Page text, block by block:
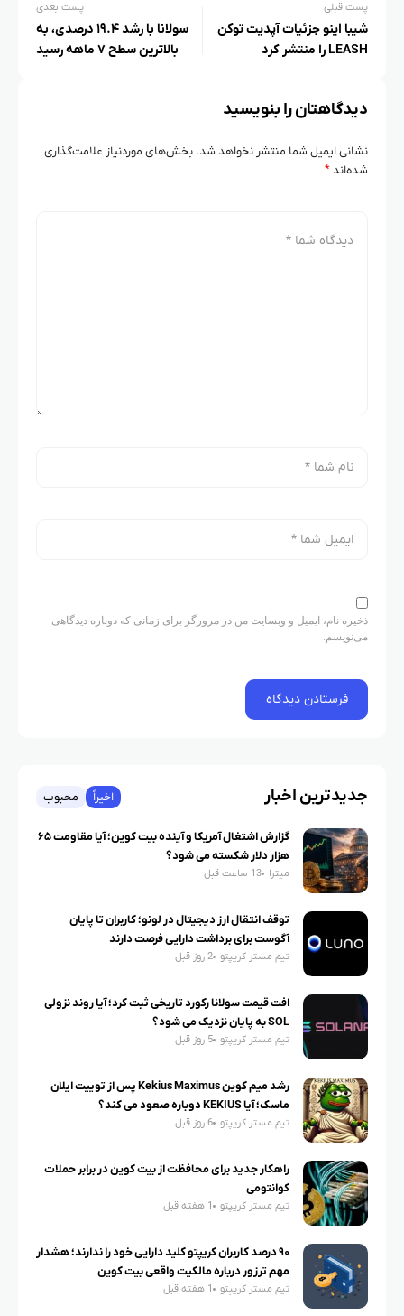
پست قبلی
شیبا اینو جزئیات آپدیت توکن
LEASH را منتشر کرد
پست بعدی
سولانا با رشد ۱۹.۴ درصدی، به
بالاترین سطح ۷ ماهه رسید
دیدگاهتان را بنویسید
نشانی ایمیل شما منتشر نخواهد شد. بخش‌های موردنیاز علامت‌گذاری
شده‌اند*
ذخیره نام، ایمیل و وبسایت من در مرورگر برای زمانی که دوباره دیدگاهی
می‌نویسم.
جدیدترین اخبار اخیراً محبوب
گزارش اشتغال آمریکا و آینده بیت کوین؛ آیا مقاومت ۶۵
هزار دلار شکسته می شود؟
میترا 13 ساعت قبل
توقف انتقال ارز دیجیتال در لونو؛ کاربران تا پایان
آگوست برای برداشت دارایی فرصت دارند
تیم مستر کریپتو 2 روز قبل
افت قیمت سولانا رکورد تاریخی ثبت کرد؛ آیا روند نزولی
SOL به پایان نزدیک می شود؟
تیم مستر کریپتو 5 روز قبل
رشد میم کوین Kekius Maximus پس از توییت ایلان
ماسک؛ آیا KEKIUS دوباره صعود می کند؟
تیم مستر کریپتو 6 روز قبل
راهکار جدید برای محافظت از بیت کوین در برابر حملات
کوانتومی
تیم مستر کریپتو 1 هفته قبل
۹۰ درصد کاربران کریپتو کلید دارایی خود را ندارند؛ هشدار
مهم ترزور درباره مالکیت واقعی بیت کوین
تیم مستر کریپتو 1 هفته قبل